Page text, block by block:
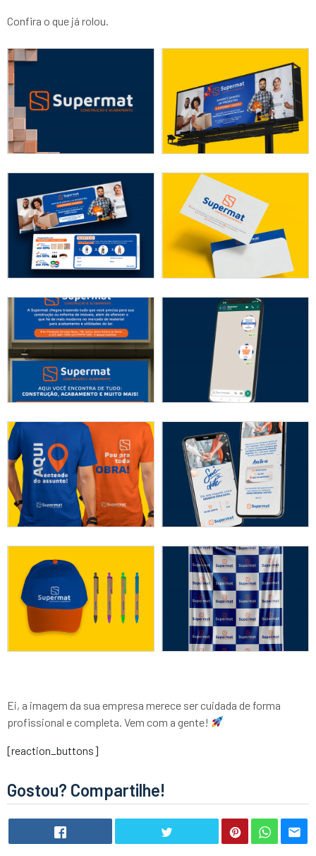
Confira o que já rolou.
Ei, a imagem da sua empresa merece ser cuidada de forma
profissional e completa. Vem com a gente!
[reaction_buttons]
Gostou? Compartilhe!